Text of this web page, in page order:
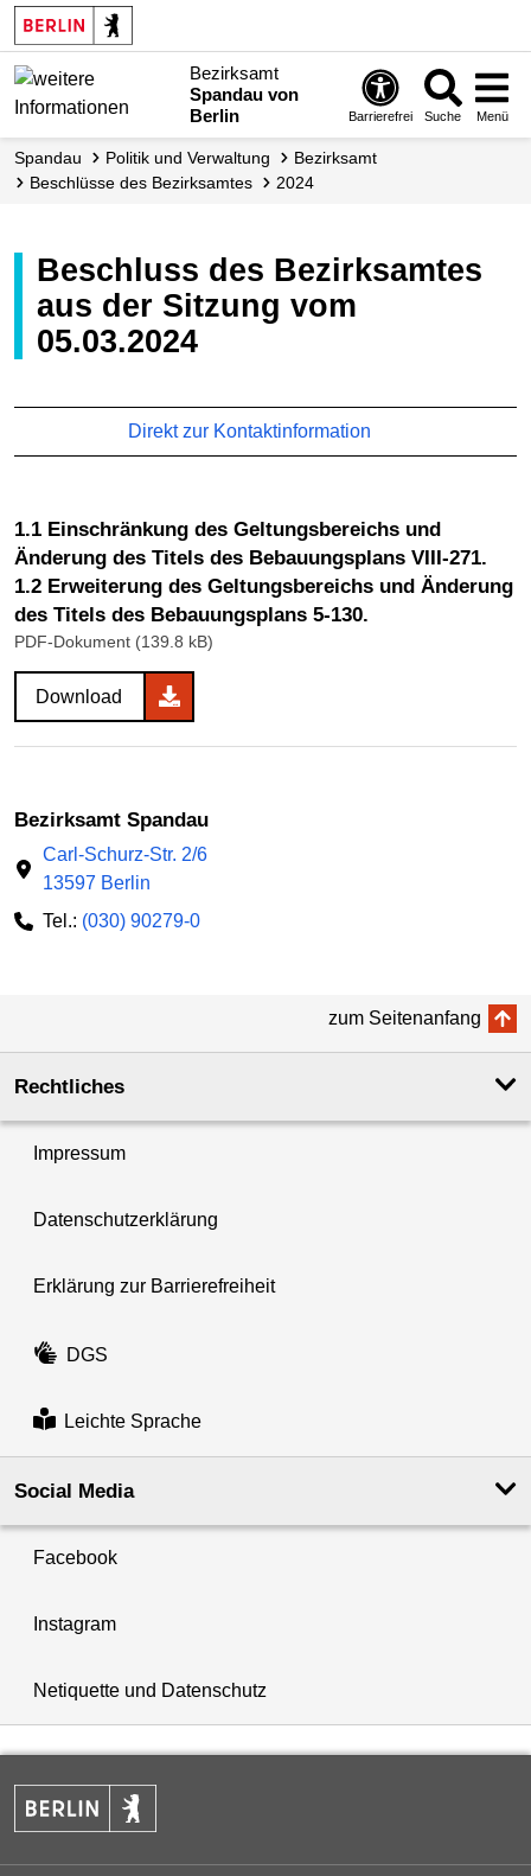
Bezirksamt
Spandau von
Berlin
Barrierefrei Suche Menü
Spandau Politik und Verwaltung
Bezirksamt
Beschlüsse des Bezirksamtes
2024
Beschluss des Bezirksamtes
aus der Sitzung vom
05.03.2024
Direkt zur Kontaktinformation
1.1 Einschränkung des Geltungsbereichs und
Änderung des Titels des Bebauungsplans VIII-271.
1.2 Erweiterung des Geltungsbereichs und Änderung
des Titels des Bebauungsplans 5-130.
PDF-Dokument (139.8 kB)
Download
Bezirksamt Spandau
Carl-Schurz-Str. 2/6
13597 Berlin
Tel.: (030) 90279-0
zum Seitenanfang
Rechtliches
Impressum
Datenschutzerklärung
Erklärung zur Barrierefreiheit
DGS
Leichte Sprache
Social Media
Facebook
Instagram
Netiquette und Datenschutz